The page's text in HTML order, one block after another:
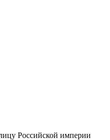
Российской империи